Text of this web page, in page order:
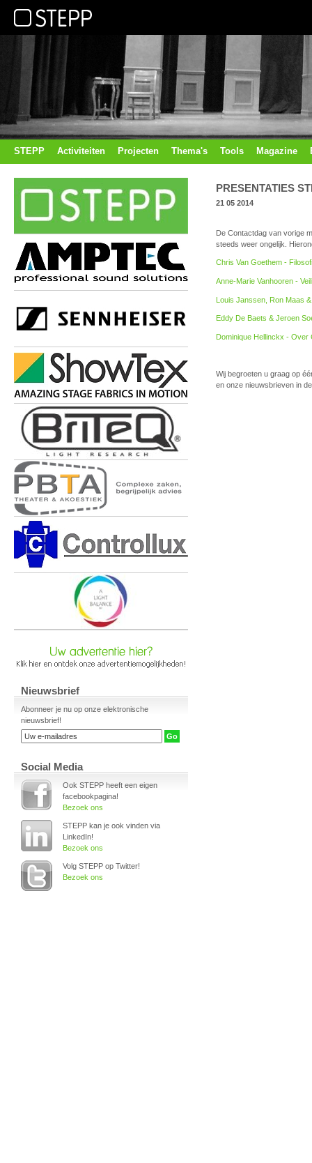
STEPP Activiteiten Projecten Thema's Tools Magazine
Nieuwsbrief
Abonneer je nu op onze elektronische
nieuwsbrief!
Social Media
Ook STEPP heeft een eigen
facebookpagina!
Bezoek ons
STEPP kan je ook vinden via
LinkedIn!
Bezoek ons
Volg STEPP op Twitter!
Bezoek ons
PRESENTATIES
21 05 2014
De Contactdag van vorige
steeds weer ongelijk.
Chris Van Goethem -
Anne-Marie Vanhooren -
Louis Janssen, Ron Maas
Eddy De Baets & Jeroen
Dominique Hellinckx - Over
Wij begroeten u graag op
en onze nieuwsbrieven in